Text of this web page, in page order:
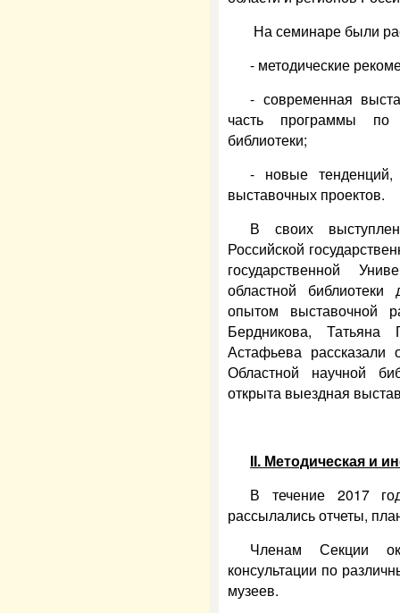
На семинаре были
- методические
- современная
часть программы по
библиотеки;
- новые
выставочных проектов.
В своих
Российской
государственной
областной
опытом выставочной
Бердникова, Татьяна
Астафьева рассказали
Областной научной
открыта выездная
II. Методическая и
В течение 2017
рассылались отчеты,
Членам Секции
консультации по
музеев.